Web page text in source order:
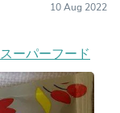
10 Aug 2022
ーパーフード